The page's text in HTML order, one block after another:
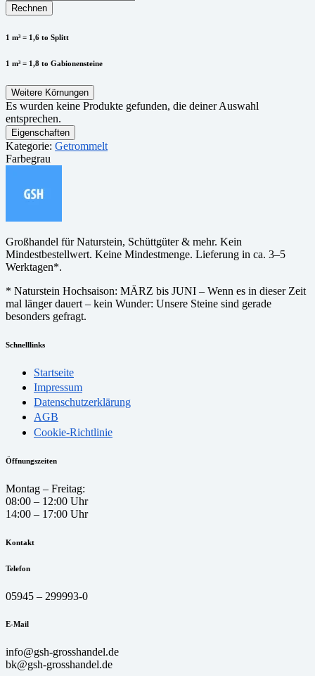
Rechnen
1 m³ = 1,6 to Splitt
1 m³ = 1,8 to Gabionensteine
Weitere Körnungen
Es wurden keine Produkte gefunden, die deiner Auswahl
entsprechen.
Eigenschaften
Kategorie: Getrommelt
Farbegrau
Großhandel für Naturstein, Schüttgüter & mehr. Kein
Mindestbestellwert. Keine Mindestmenge. Lieferung in ca. 3–5
Werktagen*.
* Naturstein Hochsaison: MÄRZ bis JUNI – Wenn es in dieser Zeit
mal länger dauert – kein Wunder: Unsere Steine sind gerade
besonders gefragt.
Schnelllinks
Startseite
Impressum
Datenschutzerklärung
AGB
Cookie-Richtlinie
Öffnungszeiten
Montag – Freitag:
08:00 – 12:00 Uhr
14:00 – 17:00 Uhr
Kontakt
Telefon
05945 – 299993-0
E-Mail
info@gsh-grosshandel.de
bk@gsh-grosshandel.de